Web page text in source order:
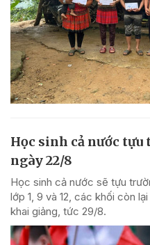
Học sinh cả nước
ngày 22/8
Học sinh cả nước sẽ tựu
lớp 1, 9 và 12, các khối còn
khai giảng, tức 29/8.